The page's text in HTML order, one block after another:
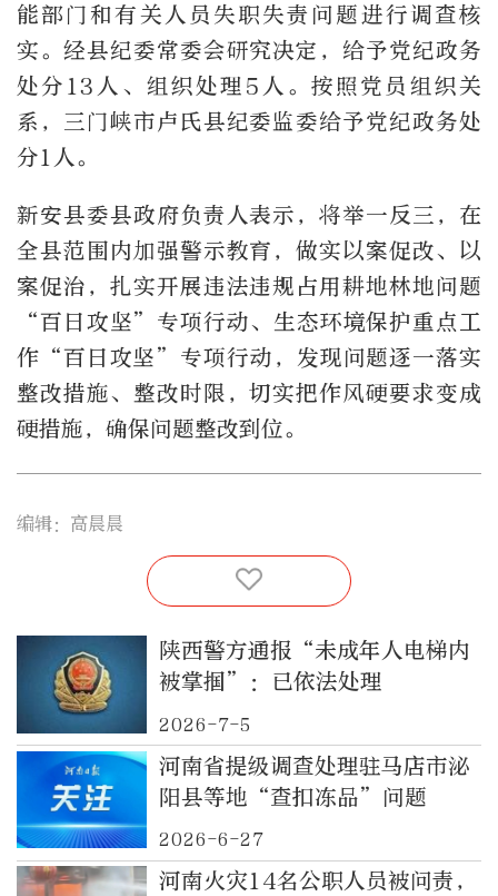
能部门和有关人员失职失责问题进行调查核
实。经县纪委常委会研究决定，给予党纪政务
处分13人、组织处理5人。按照党员组织关
系，三门峡市卢氏县纪委监委给予党纪政务处
分1人。
新安县委县政府负责人表示，将举一反三，在
全县范围内加强警示教育，做实以案促改、以
案促治，扎实开展违法违规占用耕地林地问题
“百日攻坚”专项行动、生态环境保护重点工
作“百日攻坚”专项行动，发现问题逐一落实
整改措施、整改时限，切实把作风硬要求变成
硬措施，确保问题整改到位。
编辑：高晨晨
陕西警方通报“未成年人电梯内
被掌掴”：已依法处理
2026-7-5
河南省提级调查处理驻马店市泌
阳县等地“查扣冻品”问题
2026-6-27
河南火灾14名公职人员被问责，